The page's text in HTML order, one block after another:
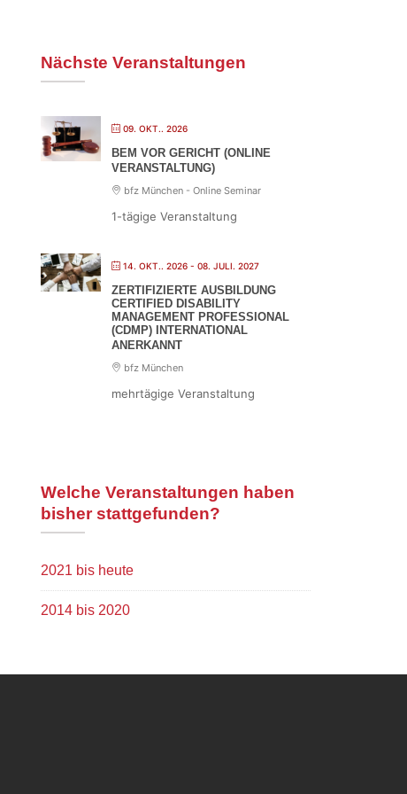
Nächste Veranstaltungen
09. OKT.. 2026
BEM VOR GERICHT (ONLINE
VERANSTALTUNG)
bfz München - Online Seminar
1-tägige Veranstaltung
14. OKT.. 2026 - 08. JULI. 2027
ZERTIFIZIERTE AUSBILDUNG
CERTIFIED DISABILITY
MANAGEMENT PROFESSIONAL
(CDMP) INTERNATIONAL
ANERKANNT
bfz München
mehrtägige Veranstaltung
Welche Veranstaltungen haben
bisher stattgefunden?
2021 bis heute
2014 bis 2020